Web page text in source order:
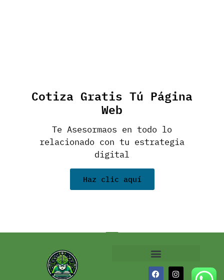
Cotiza Gratis Tú Página
Web
Te Asesormaos en todo lo
relacionado con tu estrategia
digital
Haz clic aquí